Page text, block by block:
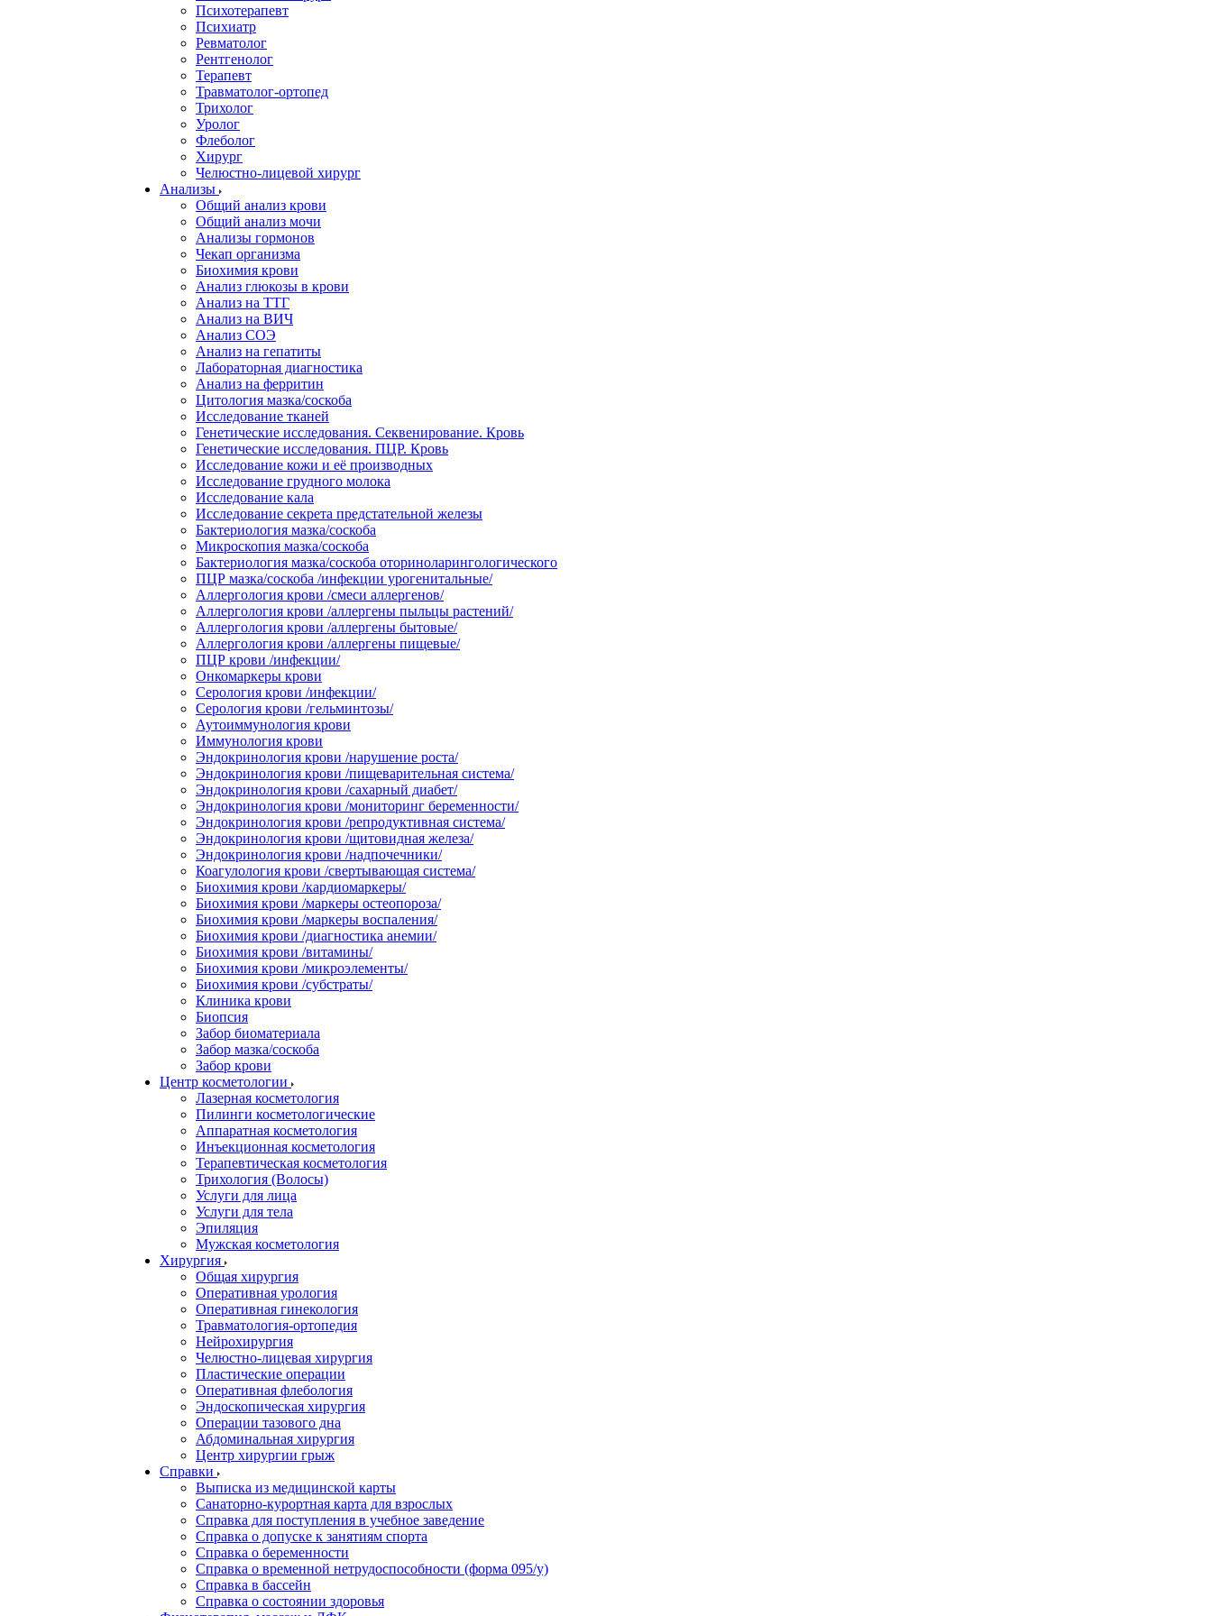
Психотерапевт
Психиатр
Ревматолог
Рентгенолог
Терапевт
Травматолог-ортопед
Трихолог
Уролог
Флеболог
Хирург
Челюстно-лицевой хирург
Анализы
Общий анализ крови
Общий анализ мочи
Анализы гормонов
Чекап организма
Биохимия крови
Анализ глюкозы в крови
Анализ на ТТГ
Анализ на ВИЧ
Анализ СОЭ
Анализ на гепатиты
Лабораторная диагностика
Анализ на ферритин
Цитология мазка/соскоба
Исследование тканей
Генетические исследования. Секвенирование. Кровь
Генетические исследования. ПЦР. Кровь
Исследование кожи и её производных
Исследование грудного молока
Исследование кала
Исследование секрета предстательной железы
Бактериология мазка/соскоба
Микроскопия мазка/соскоба
Бактериология мазка/соскоба оториноларингологического
ПЦР мазка/соскоба /инфекции урогенитальные/
Аллергология крови /смеси аллергенов/
Аллергология крови /аллергены пыльцы растений/
Аллергология крови /аллергены бытовые/
Аллергология крови /аллергены пищевые/
ПЦР крови /инфекции/
Онкомаркеры крови
Серология крови /инфекции/
Серология крови /гельминтозы/
Аутоиммунология крови
Иммунология крови
Эндокринология крови /нарушение роста/
Эндокринология крови /пищеварительная система/
Эндокринология крови /сахарный диабет/
Эндокринология крови /мониторинг беременности/
Эндокринология крови /репродуктивная система/
Эндокринология крови /щитовидная железа/
Эндокринология крови /надпочечники/
Коагулология крови /свертывающая система/
Биохимия крови /кардиомаркеры/
Биохимия крови /маркеры остеопороза/
Биохимия крови /маркеры воспаления/
Биохимия крови /диагностика анемии/
Биохимия крови /витамины/
Биохимия крови /микроэлементы/
Биохимия крови /субстраты/
Клиника крови
Биопсия
Забор биоматериала
Забор мазка/соскоба
Забор крови
Центр косметологии
Лазерная косметология
Пилинги косметологические
Аппаратная косметология
Инъекционная косметология
Терапевтическая косметология
Трихология (Волосы)
Услуги для лица
Услуги для тела
Эпиляция
Мужская косметология
Хирургия
Общая хирургия
Оперативная урология
Оперативная гинекология
Травматология-ортопедия
Нейрохирургия
Челюстно-лицевая хирургия
Пластические операции
Оперативная флебология
Эндоскопическая хирургия
Операции тазового дна
Абдоминальная хирургия
Центр хирургии грыж
Справки
Выписка из медицинской карты
Санаторно-курортная карта для взрослых
Справка для поступления в учебное заведение
Справка о допуске к занятиям спорта
Справка о беременности
Справка о временной нетрудоспособности (форма 095/у)
Справка в бассейн
Справка о состоянии здоровья